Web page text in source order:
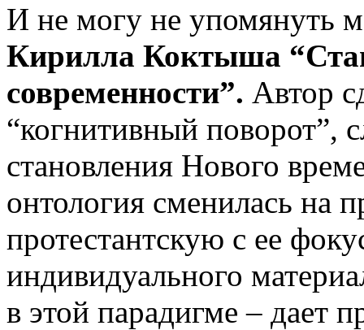
И не могу не упомянуть
Кирилла Коктыша
современности”. Автор
“когнитивный поворот”,
становления Нового
онтология сменилась на
протестантскую с ее
индивидуального
в этой парадигме – дает